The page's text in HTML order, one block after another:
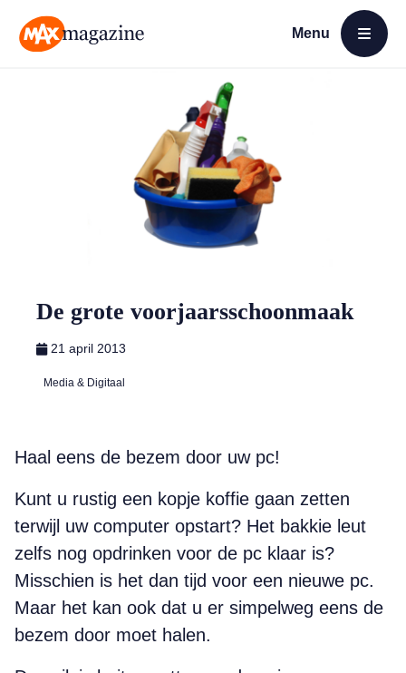
Menu
Open menu
De grote voorjaarsschoonmaak
21 april 2013
Media & Digitaal
Haal eens de bezem door uw pc!
Kunt u rustig een kopje koffie gaan zetten
terwijl uw computer opstart? Het bakkie leut
zelfs nog opdrinken voor de pc klaar is?
Misschien is het dan tijd voor een nieuwe pc.
Maar het kan ook dat u er simpelweg eens de
bezem door moet halen.